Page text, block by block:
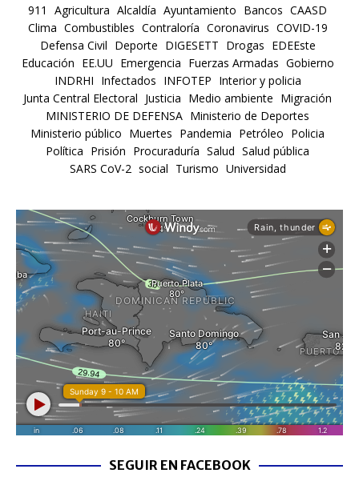
911 Agricultura Alcaldía Ayuntamiento Bancos CAASD
Clima Combustibles Contraloría Coronavirus COVID-19
Defensa Civil Deporte DIGESETT Drogas EDEEste
Educación EE.UU Emergencia Fuerzas Armadas Gobierno
INDRHI Infectados INFOTEP Interior y policia
Junta Central Electoral Justicia Medio ambiente Migración
MINISTERIO DE DEFENSA Ministerio de Deportes
Ministerio público Muertes Pandemia Petróleo Policia
Política Prisión Procuraduría Salud Salud pública
SARS CoV-2 social Turismo Universidad
SEGUIR EN FACEBOOK